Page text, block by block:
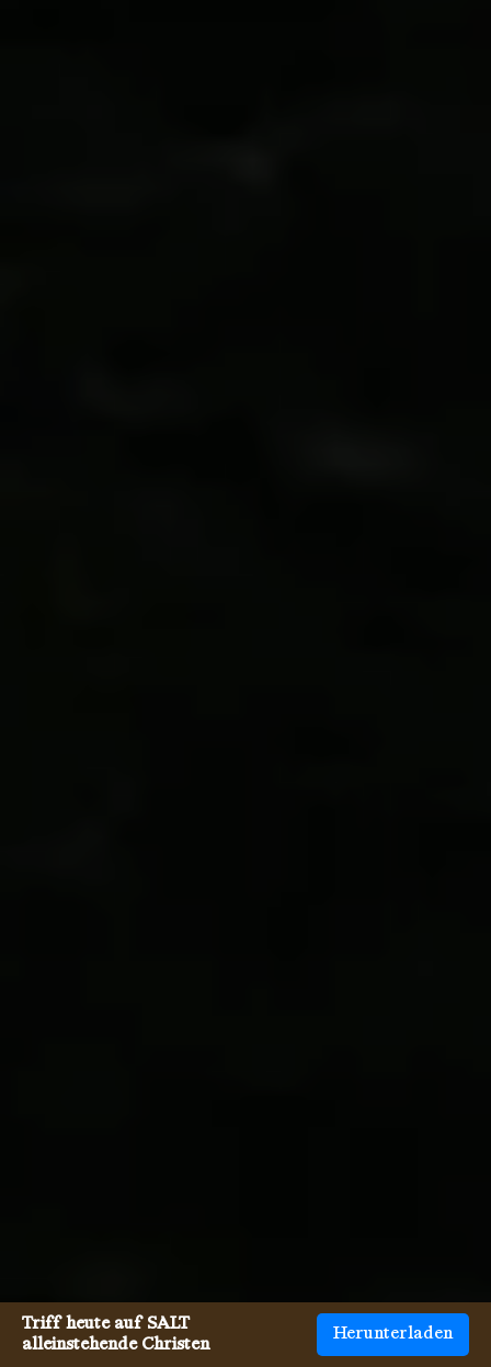
Triff heute auf SALT
alleinstehende Christen
Herunterladen